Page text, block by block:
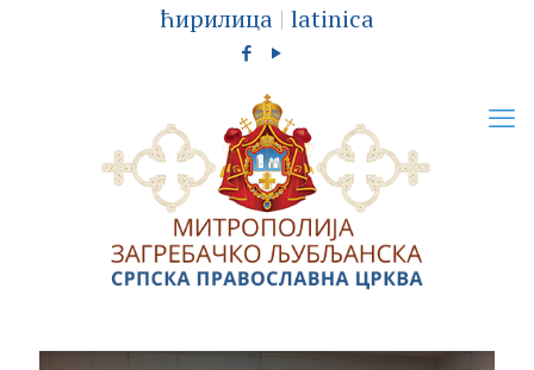
ћирилица | latinica